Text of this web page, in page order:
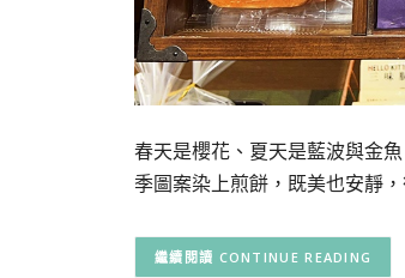
春天是櫻花、夏天是藍波與金
季圖案染上煎餅，既美也安靜
CONTINUE READING